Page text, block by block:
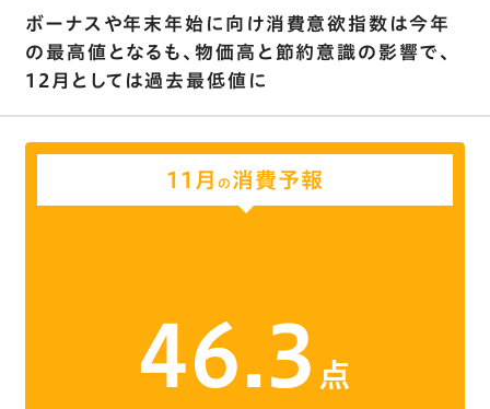
ボーナスや年末年始に向け消費意欲指数は今年
の最高値となるも、物価高と節約意識の影響で､
12月としては過去最低値に
11月の消費予報
46.3 点